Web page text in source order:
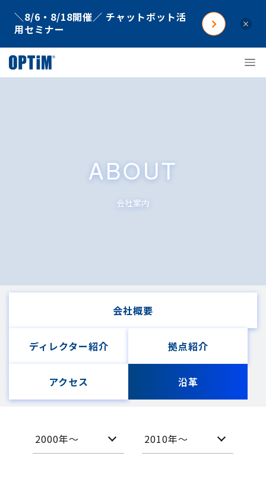
＼8/6・8/18開催／ チャットボット活
用セミナー
×
ABOUT
会社案内
会社概要
ディレクター紹介 拠点紹介
アクセス 沿革
2000年〜 2010年〜